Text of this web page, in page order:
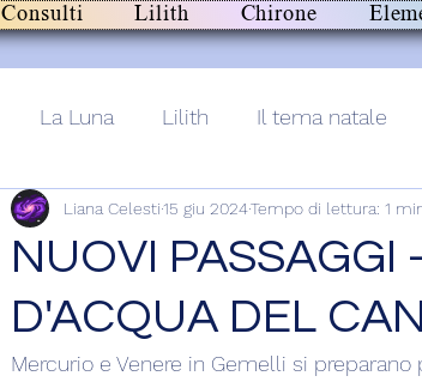
Consulti Lilith Chirone
La Luna Lilith Il tema natale
Post+audio Lilith+
NUOVI PASSAGGI
D'ACQUA DEL
Liana Celesti15 giu 2024Tempo di lettura: 1
Mercurio e Venere in Gemelli si